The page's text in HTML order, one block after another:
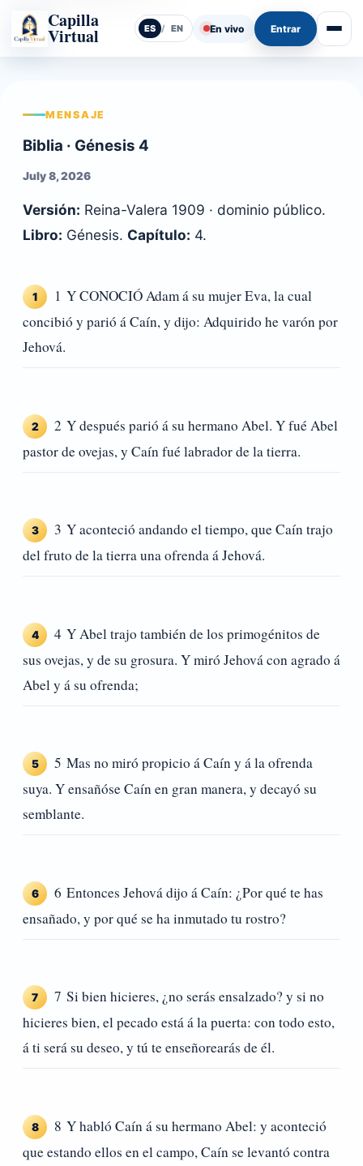
Capilla
Virtual ES / EN En vivo Entrar Abrir
MENSAJE
Biblia · Génesis 4
July 8, 2026
Versión: Reina-Valera 1909 · dominio público.
Libro: Génesis. Capítulo: 4.
1
1 Y CONOCIÓ Adam á su mujer Eva, la cual
concibió y parió á Caín, y dijo: Adquirido he varón por
Jehová.
2
2 Y después parió á su hermano Abel. Y fué Abel
pastor de ovejas, y Caín fué labrador de la tierra.
3
3 Y aconteció andando el tiempo, que Caín trajo
del fruto de la tierra una ofrenda á Jehová.
4
4 Y Abel trajo también de los primogénitos de
sus ovejas, y de su grosura. Y miró Jehová con agrado á
Abel y á su ofrenda;
5
5 Mas no miró propicio á Caín y á la ofrenda
suya. Y ensañóse Caín en gran manera, y decayó su
semblante.
6
6 Entonces Jehová dijo á Caín: ¿Por qué te has
ensañado, y por qué se ha inmutado tu rostro?
7
7 Si bien hicieres, ¿no serás ensalzado? y si no
hicieres bien, el pecado está á la puerta: con todo esto,
á ti será su deseo, y tú te enseñorearás de él.
8
8 Y habló Caín á su hermano Abel: y aconteció
que estando ellos en el campo, Caín se levantó contra